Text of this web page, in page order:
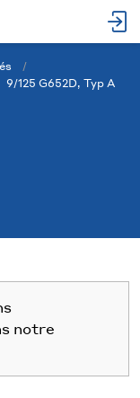
9/125 G652D, Typ A
notre